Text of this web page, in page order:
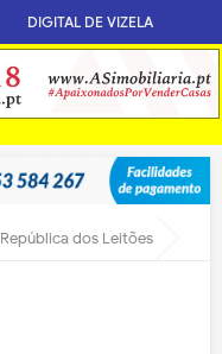
DIGITAL DE VIZELA
República dos Leitões